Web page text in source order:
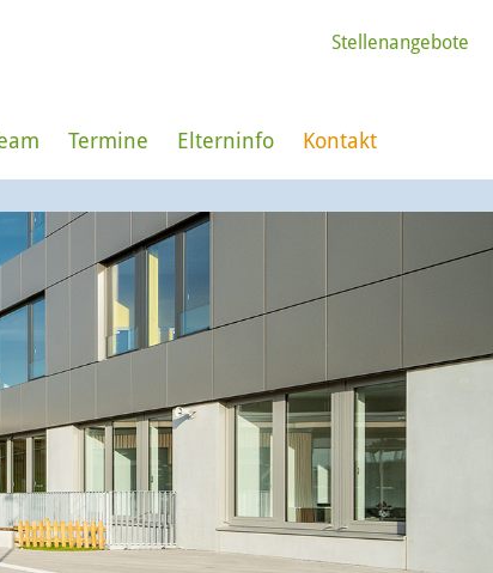
Termine Elterninfo Kontakt
Stellenangebote